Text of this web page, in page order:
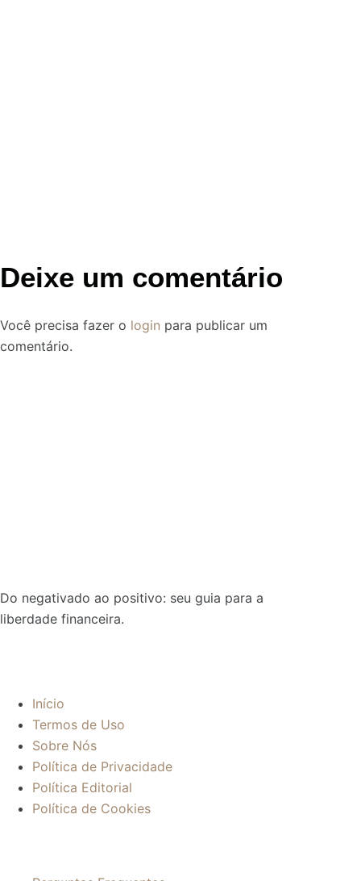
Deixe um comentário
Você precisa fazer o login para publicar um
comentário.
Do negativado ao positivo: seu guia para a
liberdade financeira.
Início
Termos de Uso
Sobre Nós
Política de Privacidade
Política Editorial
Política de Cookies